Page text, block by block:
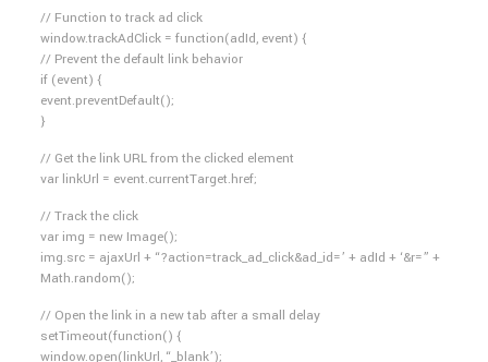
// Function to track ad click
window.trackAdClick = function(adId, event) {
// Prevent the default link behavior
if (event) {
event.preventDefault();
}
// Get the link URL from the clicked element
var linkUrl = event.currentTarget.href;
// Track the click
var img = new Image();
img.src = ajaxUrl + “?action=track_ad_click&ad_id=’ + adId + ‘&r=” +
Math.random();
// Open the link in a new tab after a small delay
setTimeout(function() {
window.open(linkUrl, “_blank’);